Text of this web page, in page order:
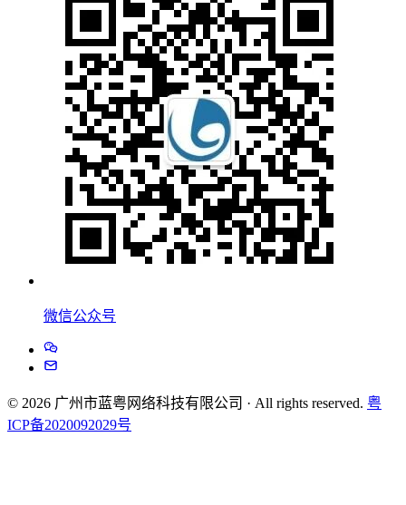
微信公众号
© 2026 广州市蓝粤网络科技有限公司 · All rights reserved. 粤
ICP备2020092029号